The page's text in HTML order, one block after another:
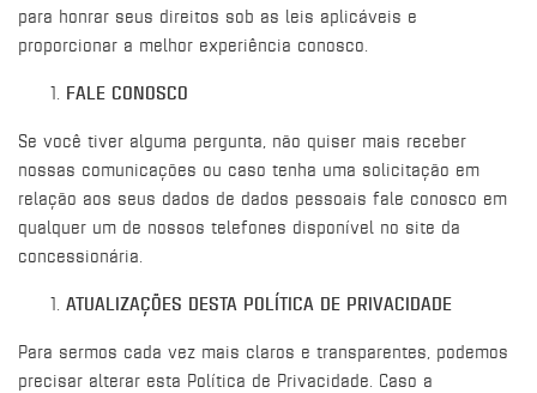
para honrar seus direitos sob as leis aplicáveis e
proporcionar a melhor experiência conosco.
FALE CONOSCO
Se você tiver alguma pergunta, não quiser mais receber
nossas comunicações ou caso tenha uma solicitação em
relação aos seus dados de dados pessoais fale conosco em
qualquer um de nossos telefones disponível no site da
concessionária.
ATUALIZAÇÕES DESTA POLÍTICA DE PRIVACIDADE
Para sermos cada vez mais claros e transparentes, podemos
precisar alterar esta Política de Privacidade. Caso a